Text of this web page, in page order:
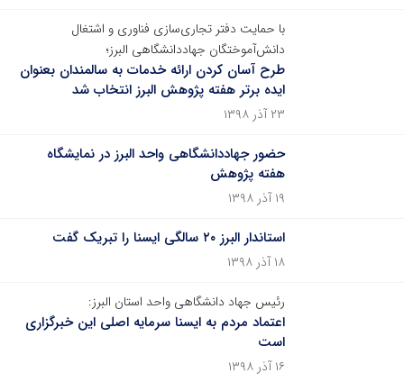
با حمایت دفتر تجاری‌سازی فناوری و اشتغال
دانش‌آموختگان جهاددانشگاهی البرز؛
طرح آسان کردن ارائه خدمات به سالمندان بعنوان
ایده برتر هفته پژوهش البرز انتخاب شد
۲۳ آذر ۱۳۹۸
حضور جهاددانشگاهی واحد البرز در نمایشگاه
هفته پژوهش
۱۹ آذر ۱۳۹۸
استاندار البرز ۲۰ سالگی ایسنا را تبریک گفت
۱۸ آذر ۱۳۹۸
رئیس جهاد دانشگاهی واحد استان البرز:
اعتماد مردم به ایسنا سرمایه اصلی این خبرگزاری
است
۱۶ آذر ۱۳۹۸